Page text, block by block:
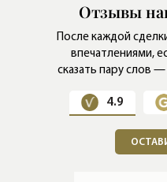
Отзывы
После каждой
впечатлениями,
сказать пару слов
4.9